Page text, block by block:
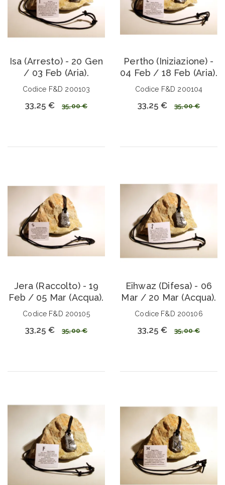
Isa (Arresto) - 20 Gen
/ 03 Feb (Aria).
Codice F&D 200103
33,25 € 35,00 €
Pertho (Iniziazione) -
04 Feb / 18 Feb (Aria).
Codice F&D 200104
33,25 € 35,00 €
Jera (Raccolto) - 19
Feb / 05 Mar (Acqua).
Codice F&D 200105
33,25 € 35,00 €
Eihwaz (Difesa) - 06
Mar / 20 Mar (Acqua).
Codice F&D 200106
33,25 € 35,00 €